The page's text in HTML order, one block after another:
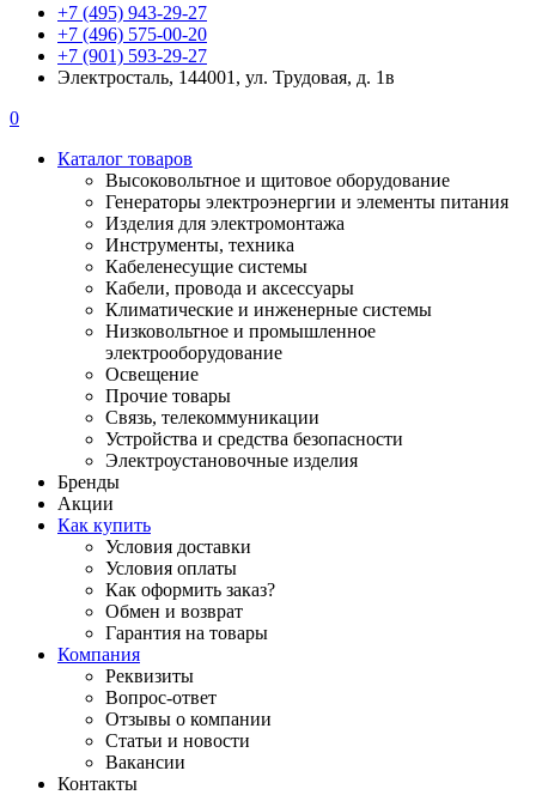
+7 (495) 943-29-27
+7 (496) 575-00-20
+7 (901) 593-29-27
Электросталь, 144001, ул. Трудовая, д. 1в
0
Каталог товаров
Высоковольтное и щитовое оборудование
Генераторы электроэнергии и элементы питания
Изделия для электромонтажа
Инструменты, техника
Кабеленесущие системы
Кабели, провода и аксессуары
Климатические и инженерные системы
Низковольтное и промышленное
электрооборудование
Освещение
Прочие товары
Связь, телекоммуникации
Устройства и средства безопасности
Электроустановочные изделия
Бренды
Акции
Как купить
Условия доставки
Условия оплаты
Как оформить заказ?
Обмен и возврат
Гарантия на товары
Компания
Реквизиты
Вопрос-ответ
Отзывы о компании
Статьи и новости
Вакансии
Контакты